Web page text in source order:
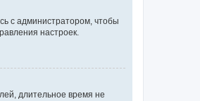
с администратором, чтобы
настроек.
длительное время не